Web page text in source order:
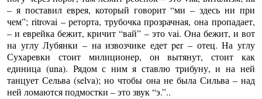
– я поставил еврея, который говорит “ми – здесь ни при
чем”; ritrovai – реторта, трубочка прозрачная, она пропадает,
– и еврейка бежит, кричит “вай” – это vai. Она бежит, и вот
на углу Лубянки – на извозчике едет per – отец. На углу
Сухаревки стоит милиционер, он вытянут, стоит как
единица (una). Рядом с ним я ставлю трибуну, и на ней
танцует Сельва (selva); но чтобы она не была Сильва – над
ней ломаются подмостки – это звук “э.”..